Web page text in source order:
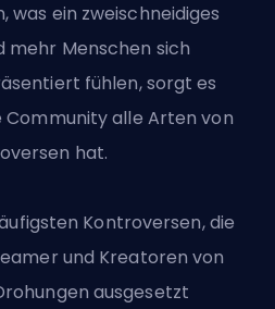
was ein zweischneidiges
mehr Menschen sich
fühlen, sorgt es
Community alle Arten von
hat.
Kontroversen, die
und Kreatoren von
ausgesetzt